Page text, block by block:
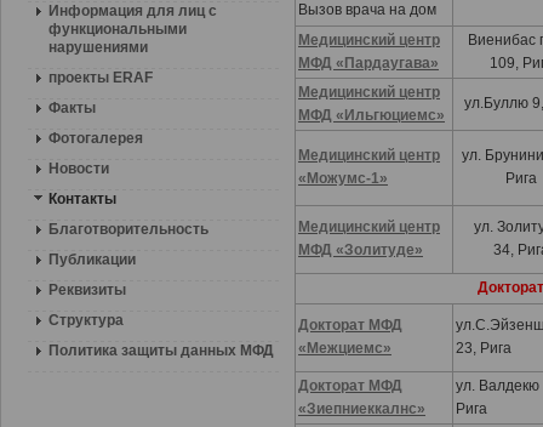
Информация для лиц с
функциональными
нарушениями
проекты ERAF
Факты
Фотогалерея
Новости
Контакты
Благотворительность
Публикации
Реквизиты
Структура
Политика защиты данных МФД
Вызов врача на дом
Медицинский центр
МФД «Пардаугава»
Виенибас
109,
Медицинский центр
МФД «Ильгюциемс»
ул.Буллю
Медицинский центр
«Можумс-1»
ул.
Рига
Медицинский центр
МФД «Золитуде»
ул.
34,
Докторат МФД
«Межциемс»
23, Рига
Докторат МФД
«Зиепниеккалнс»
ул. Валдекю
Рига